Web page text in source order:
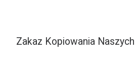
Zakaz Kopiowania Naszych